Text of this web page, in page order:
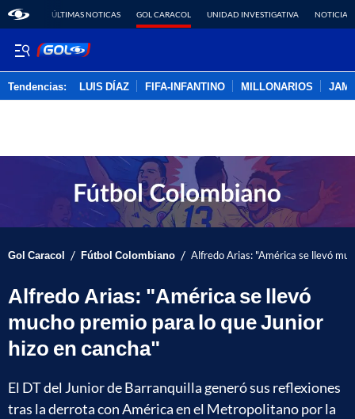
ÚLTIMAS NOTICAS GOL CARACOL UNIDAD INVESTIGATIVA NOTICIAS
Tendencias: LUIS DÍAZ FIFA-INFANTINO MILLONARIOS
Gol Caracol / Fútbol Colombiano / Alfredo Arias: "América se llevó
Alfredo Arias: "América se llevó
mucho premio para lo que Junior
hizo en cancha"
El DT del Junior de Barranquilla generó sus reflexiones
tras la derrota con América en el Metropolitano por la